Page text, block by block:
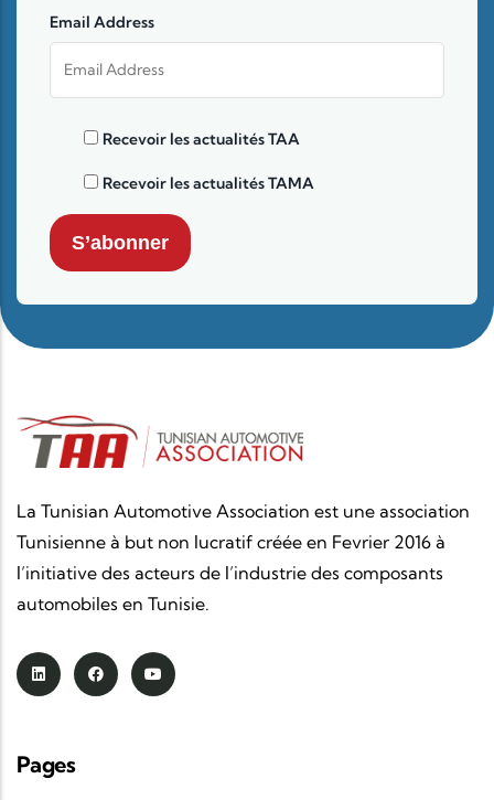
Email Address
Recevoir les actualités TAA
Recevoir les actualités TAMA
S’abonner
La Tunisian Automotive Association est une association
Tunisienne à but non lucratif créée en Fevrier 2016 à
l’initiative des acteurs de l’industrie des composants
automobiles en Tunisie.
Pages